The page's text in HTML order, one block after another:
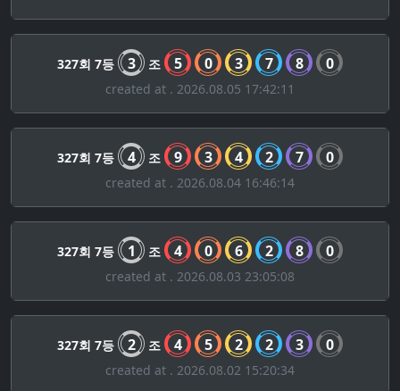
327회 7등 3 조 5 0 3 7 8 0
created at . 2026.08.05 17:42:11
327회 7등 4 조 9 3 4 2 7 0
created at . 2026.08.04 16:46:14
327회 7등 1 조 4 0 6 2 8 0
created at . 2026.08.03 23:05:08
327회 7등 2 조 4 5 2 2 3 0
created at . 2026.08.02 15:20:34